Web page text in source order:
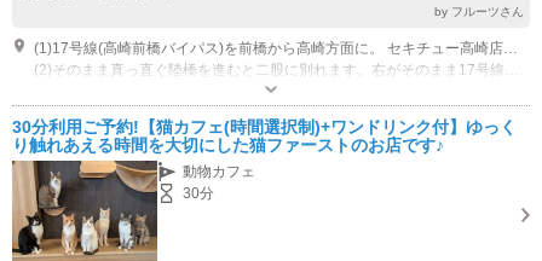
by フルーツさん
営業時間：11:00から18:00(最終入場17:30)
30分利用ご予約!【猫カフェ(時間選択制)+ワンドリンク付】ゆっく
り触れあえる時間を大切にした猫ファーストのお店です♪
動物カフェ
30分